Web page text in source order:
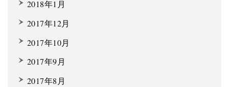
2018年1月
2017年12月
2017年10月
2017年9月
2017年8月